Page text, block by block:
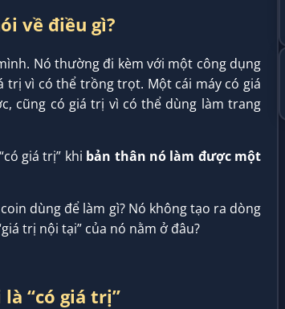
về điều gì?
Nó thường đi kèm với một công dụng
trị vì có thể trồng trọt. Một cái máy có giá
cũng có giá trị vì có thể dùng làm trang
giá trị” khi bản thân nó làm được một
dùng để làm gì? Nó không tạo ra dòng
trị nội tại” của nó nằm ở đâu?
“có giá trị”